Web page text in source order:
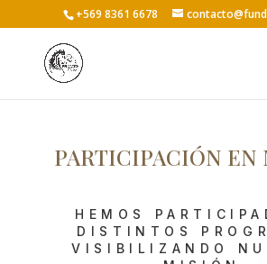
+569 8361 6678
PARTICIPACIÓN EN
HEMOS
DISTINTOS
VISIBILIZANDO